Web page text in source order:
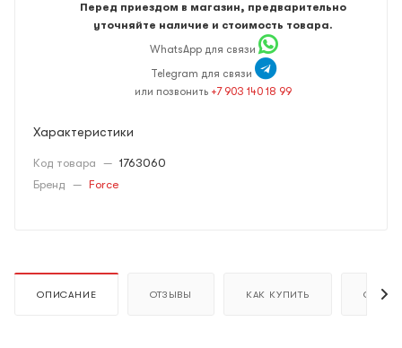
Перед приездом в магазин, предварительно
уточняйте наличие и стоимость товара.
WhatsApp для связи
Telegram для связи
или позвонить +7 903 140 18 99
Характеристики
Код товара — 1763060
Бренд — Force
ОПИСАНИЕ ОТЗЫВЫ КАК КУПИТЬ ОПЛАТА